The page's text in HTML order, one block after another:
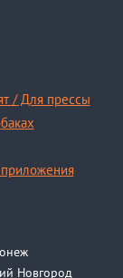
/ Для прессы
Новгород